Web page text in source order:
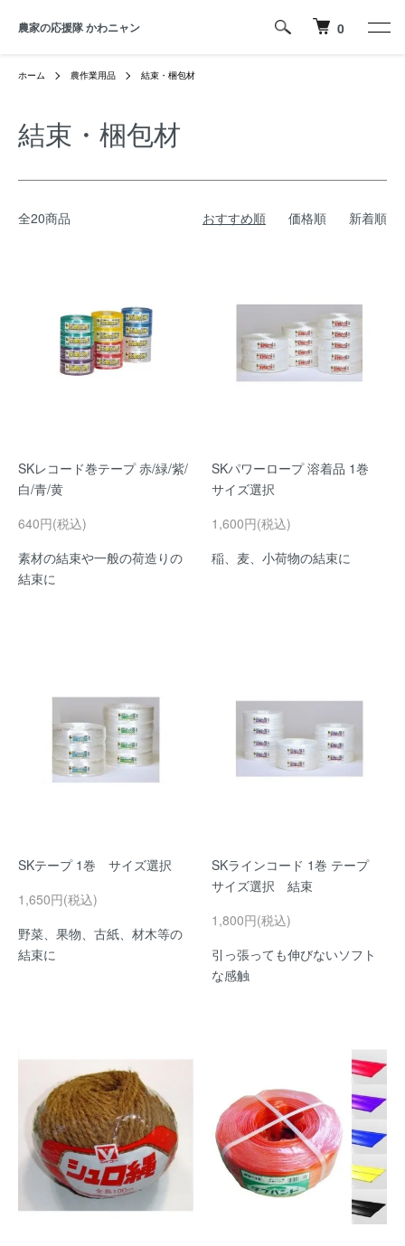
農家の応援隊 かわニャン 0
ホーム 農作業用品 結束・梱包材
結束・梱包材
全20商品 おすすめ順 価格順 新着順
SKレコード巻テープ 赤/緑/紫/
白/青/黄
640円(税込)
素材の結束や一般の荷造りの
結束に
SKパワーロープ 溶着品 1巻
サイズ選択
1,600円(税込)
稲、麦、小荷物の結束に
SKテープ 1巻 サイズ選択
1,650円(税込)
野菜、果物、古紙、材木等の
結束に
SKラインコード 1巻 テープ
サイズ選択 結束
1,800円(税込)
引っ張っても伸びないソフト
な感触